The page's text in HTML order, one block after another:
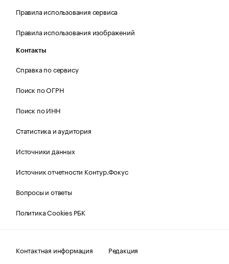
Правила использования сервиса
Правила использования изображений
Контакты
Справка по сервису
Поиск по ОГРН
Поиск по ИНН
Статистика и аудитория
Источники данных
Источник отчетности Контур.Фокус
Вопросы и ответы
Политика Cookies РБК
Контактная информация Редакция